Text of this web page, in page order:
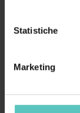
Statistiche
Marketing